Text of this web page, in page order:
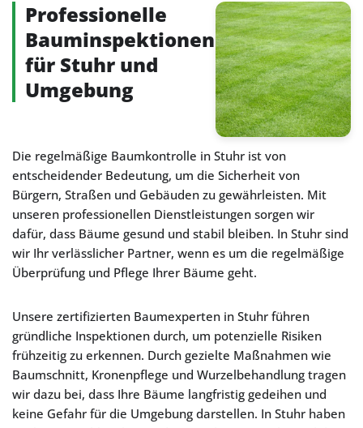
Professionelle
Bauminspektionen
für Stuhr und
Umgebung
Die regelmäßige Baumkontrolle in Stuhr ist von
entscheidender Bedeutung, um die Sicherheit von
Bürgern, Straßen und Gebäuden zu gewährleisten. Mit
unseren professionellen Dienstleistungen sorgen wir
dafür, dass Bäume gesund und stabil bleiben. In Stuhr sind
wir Ihr verlässlicher Partner, wenn es um die regelmäßige
Überprüfung und Pflege Ihrer Bäume geht.
Unsere zertifizierten Baumexperten in Stuhr führen
gründliche Inspektionen durch, um potenzielle Risiken
frühzeitig zu erkennen. Durch gezielte Maßnahmen wie
Baumschnitt, Kronenpflege und Wurzelbehandlung tragen
wir dazu bei, dass Ihre Bäume langfristig gedeihen und
keine Gefahr für die Umgebung darstellen. In Stuhr haben